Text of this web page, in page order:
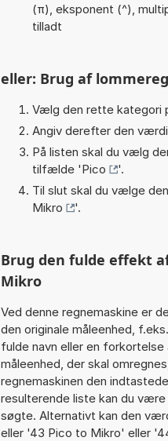
(π), eksponent (^),
tilladt
eller: Brug af
Vælg den rette kategori
Angiv derefter den
På listen skal du vælg
tilfælde 'Pico
'.
Til slut skal du vælge
Mikro
'.
Brug den fulde effekt
Mikro
Ved denne regnemaskine er
den originale måleenhed,
fulde navn eller en
måleenhed, der skal
regnemaskinen den
resulterende liste kan du
søgte. Alternativt kan den
eller '43 Pico to Mikro' eller